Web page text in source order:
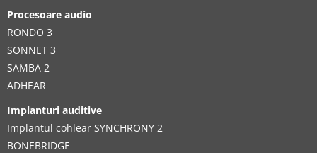
Procesoare audio
RONDO 3
SONNET 3
SAMBA 2
ADHEAR
Implanturi auditive
Implantul cohlear SYNCHRONY 2
BONEBRIDGE